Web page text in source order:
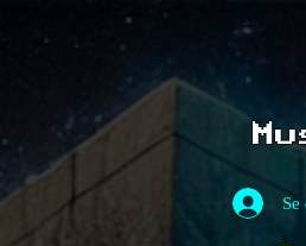
Se